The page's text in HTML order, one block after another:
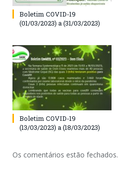
Boletim COVID-19
(01/03/2023) a (31/03/2023)
Boletim COVID-19
(13/03/2023) a (18/03/2023)
Os comentários estão fechados.